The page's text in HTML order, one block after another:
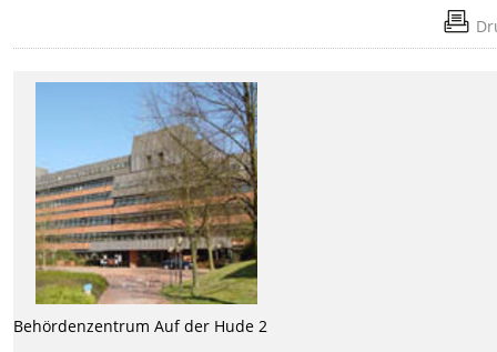
Behördenzentrum Auf der Hude 2